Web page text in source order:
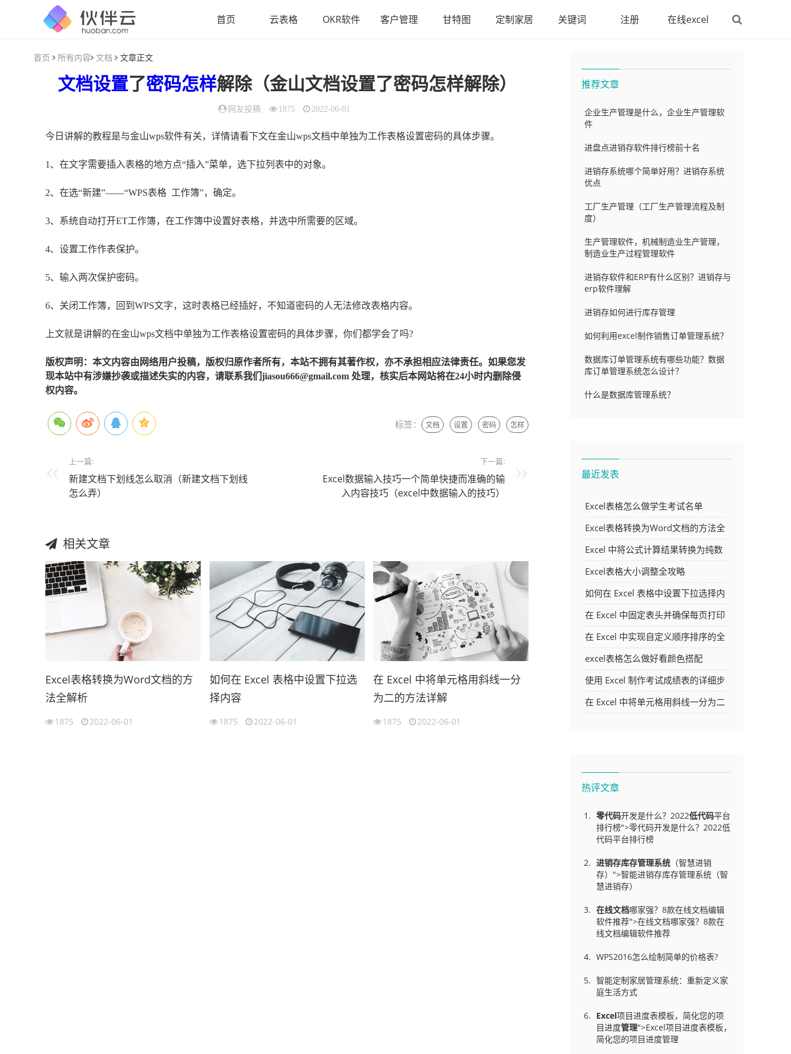
首页 云表格 OKR软件 客户管理 甘特图 定制家居 关键词 注册 在线excel
首页 所有内容 文档 文章正文
文档设置了密码怎样解除（金山文档设置了密码怎样解除）
网友投稿 1875 2022-06-01
今日讲解的教程是与金山wps软件有关，详情请看下文在金山wps文档中单独为工作表格设置密码的具体步骤。
1、在文字需要插入表格的地方点“插入”菜单，选下拉列表中的对象。
2、在选“新建”——“WPS表格 工作簿”，确定。
3、系统自动打开ET工作簿，在工作簿中设置好表格，并选中所需要的区域。
4、设置工作作表保护。
5、输入两次保护密码。
6、关闭工作簿，回到WPS文字，这时表格已经插好，不知道密码的人无法修改表格内容。
上文就是讲解的在金山wps文档中单独为工作表格设置密码的具体步骤，你们都学会了吗?
版权声明：本文内容由网络用户投稿，版权归原作者所有，本站不拥有其著作权，亦不承担相应法律责任。如果您发
现本站中有涉嫌抄袭或描述失实的内容，请联系我们jiasou666@gmail.com 处理，核实后本网站将在24小时内删除侵
权内容。
标签： 文档 设置 密码 怎样
上一篇:
新建文档下划线怎么取消（新建文档下划线
怎么弄）
下一篇:
Excel数据输入技巧一个简单快捷而准确的输
入内容技巧（excel中数据输入的技巧）
相关文章
Excel表格转换为Word文档的方
法全解析
1875 2022-06-01
如何在 Excel 表格中设置下拉选
择内容
1875 2022-06-01
在 Excel 中将单元格用斜线一分
为二的方法详解
1875 2022-06-01
推荐文章
企业生产管理是什么，企业生产管理软
件
进盘点进销存软件排行榜前十名
进销存系统哪个简单好用？进销存系统
优点
工厂生产管理（工厂生产管理流程及制
度）
生产管理软件，机械制造业生产管理，
制造业生产过程管理软件
进销存软件和ERP有什么区别？进销存与
erp软件理解
进销存如何进行库存管理
如何利用excel制作销售订单管理系统？
数据库订单管理系统有哪些功能？数据
库订单管理系统怎么设计？
什么是数据库管理系统？
最近发表
Excel表格怎么做学生考试名单
Excel表格转换为Word文档的方法全
解析
Excel 中将公式计算结果转换为纯数
字的多种方法
Excel表格大小调整全攻略
如何在 Excel 表格中设置下拉选择内
容
在 Excel 中固定表头并确保每页打印
时都显示表头的方法详解
在 Excel 中实现自定义顺序排序的全
面指南
excel表格怎么做好看颜色搭配
使用 Excel 制作考试成绩表的详细步
骤及技巧
在 Excel 中将单元格用斜线一分为二
热评文章
零代码开发是什么？2022低代码平台
排行榜">零代码开发是什么？2022低
代码平台排行榜
进销存库存管理系统 （智慧进销
存）">智能进销存库存管理系统（智
慧进销存）
在线文档哪家强？8款在线文档编辑
软件推荐">在线文档哪家强？8款在
线文档编辑软件推荐
WPS2016怎么绘制简单的价格表?
智能定制家居管理系统：重新定义家
庭生活方式
Excel项目进度表模板，简化您的项
目进度管理">Excel项目进度表模板，
简化您的项目进度管理